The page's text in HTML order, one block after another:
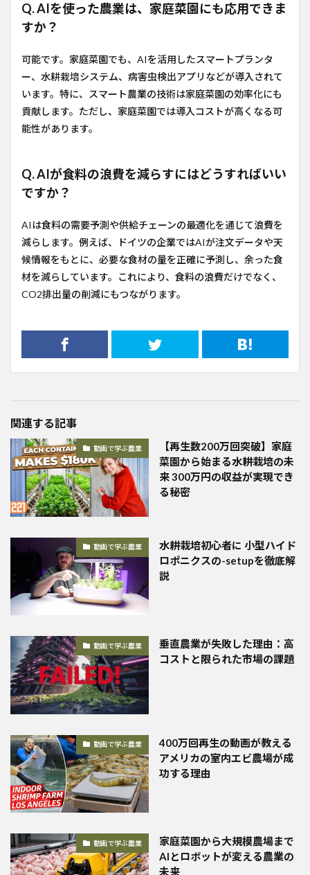
Q. AIを使った農業は、家庭菜園にも応用できま
すか？
可能です。家庭菜園でも、AIを活用したスマートプランタ
ー、水耕栽培システム、病害虫検出アプリなどが導入されて
います。特に、スマート農業の技術は家庭菜園の効率化にも
貢献します。ただし、家庭菜園では導入コストが高くなる可
能性があります。
Q. AIが食料の浪費を減らすにはどうすればいい
ですか？
AIは食料の需要予測や供給チェーンの最適化を通じて浪費を
減らします。例えば、ドイツの企業ではAIが注文データや天
候情報をもとに、必要な食材の量を正確に予測し、余った食
材を減らしています。これにより、食料の浪費だけでなく、
CO2排出量の削減にもつながります。
関連する記事
動画で学ぶ農業
【再生数200万回突破】家庭
菜園から始まる水耕栽培の未
来 300万円の収益が実現でき
る秘密
動画で学ぶ農業
水耕栽培初心者に 小型ハイド
ロポニクスの-setupを徹底解
説
動画で学ぶ農業
垂直農業が失敗した理由：高
コストと限られた市場の課題
動画で学ぶ農業
400万回再生の動画が教える
アメリカの室内エビ農場が成
功する理由
動画で学ぶ農業
家庭菜園から大規模農場まで
AIとロボットが変える農業の
未来